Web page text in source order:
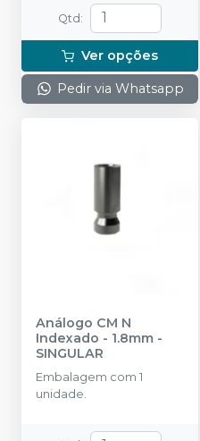
Qtd :
Ver opções
Pedir via Whatsapp
Análogo CM N
Indexado - 1.8mm -
SINGULAR
Embalagem com 1
unidade.